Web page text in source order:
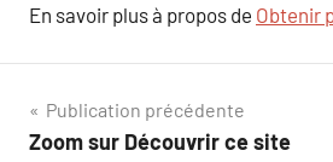
En savoir plus à propos de Obtenir
Navigation
Publication précédente
Zoom sur Découvrir ce site